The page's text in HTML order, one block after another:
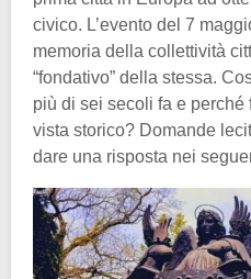
civico. L’evento del 7
memoria della collettività
“fondativo” della stessa.
più di sei secoli fa e
vista storico? Domande
dare una risposta nei